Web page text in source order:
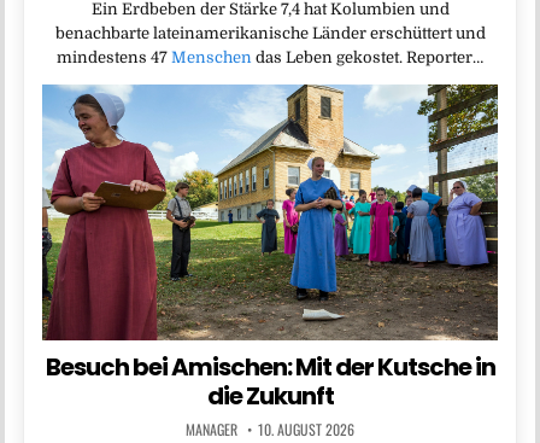
Ein Erdbeben der Stärke 7,4 hat Kolumbien und
benachbarte lateinamerikanische Länder erschüttert und
mindestens 47 Menschen das Leben gekostet. Reporter…
Besuch bei Amischen: Mit der Kutsche in
die Zukunft
MANAGER 10. AUGUST 2026